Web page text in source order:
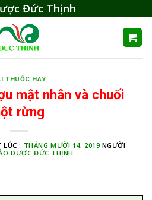
Đức Thịnh
THUỐC HAY
mật nhân và chuối
rừng
LÚC : THÁNG MƯỜI 14, 2019 NGƯỜI
DƯỢC ĐỨC THỊNH